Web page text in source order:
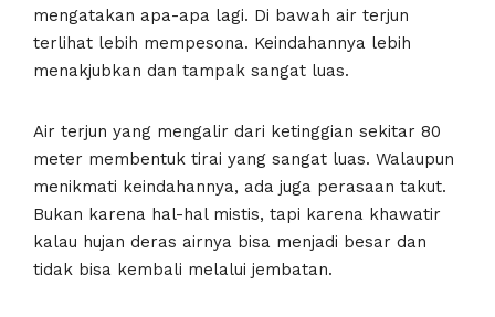
mengatakan apa-apa lagi. Di bawah air terjun
terlihat lebih mempesona. Keindahannya lebih
menakjubkan dan tampak sangat luas.
Air terjun yang mengalir dari ketinggian sekitar 80
meter membentuk tirai yang sangat luas. Walaupun
menikmati keindahannya, ada juga perasaan takut.
Bukan karena hal-hal mistis, tapi karena khawatir
kalau hujan deras airnya bisa menjadi besar dan
tidak bisa kembali melalui jembatan.